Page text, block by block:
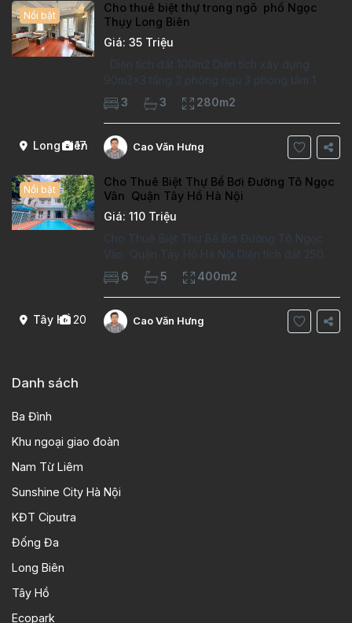
Long Biên
17
Nổi bật
Cho thuê biệt thự trong ngõ phố Ngọc
Thụy Long Biên
Giá: 35 Triệu
Diện tích đất 100m2 Diện tích xây dựng
90m2x3 tầng 3 phòng ngủ 3 phòng tắm 1
phòng làm việc Vị trí ý tưởng 10 phút đi bộ tới
trường việt pháp Ngôi nhà được thiết kế theo
kiểu phát cổ,trong khu dân
3 3 280m2
Cao Văn Hưng
Tây Hồ20
Nổi bật
Cho Thuê Biệt Thự Bể Bơi Đường Tô Ngọc
Vân Quận Tây Hồ Hà Nội
Giá: 110 Triệu
Cho Thuê Biệt Thự Bể Bơi Đường Tô Ngọc
Vân Quận Tây Hồ Hà Nội Diện tích đất 250m2
Diện tích xây dựng 100m2 Xây 4 tầng, 6
phòng ngủ 5 phòng tắm Tầng 1, , phòng
khách , phòng bếp-1wc Tầng 2, 2 phòng
6 5 400m2
Cao Văn Hưng
Danh sách
Ba Đình
Khu ngoại giao đoàn
Nam Từ Liêm
Sunshine City Hà Nội
KĐT Ciputra
Đống Đa
Long Biên
Tây Hồ
Ecopark